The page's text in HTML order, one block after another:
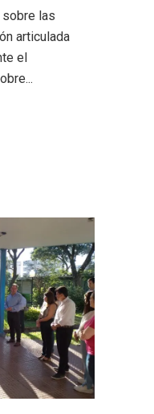
sobre las
articulada
el